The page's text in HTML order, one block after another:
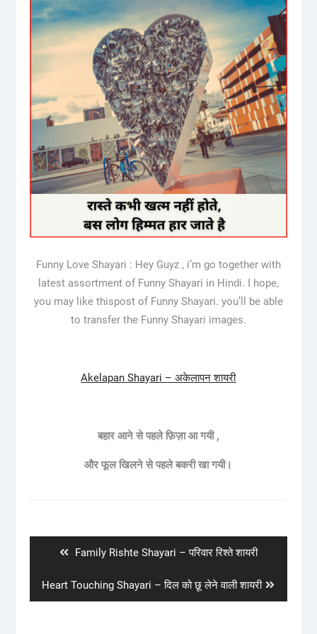
Funny Love Shayari : Hey Guyz , i’m go together with
latest assortment of Funny Shayari in Hindi. I hope,
you may like thispost of Funny Shayari. you’ll be able
to transfer the Funny Shayari images.
Akelapan Shayari – अकेलापन शायरी
बहार आने से पहले फ़िज़ा आ गयी,
और फूल खिलने से पहले बकरी खा गयी।
Previous
Family Rishte Shayari – परिवार रिश्ते शायरी
Next
post:
Heart Touching Shayari – दिल को छू लेने वाली शायरी